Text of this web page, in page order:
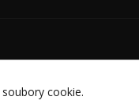
cookie.